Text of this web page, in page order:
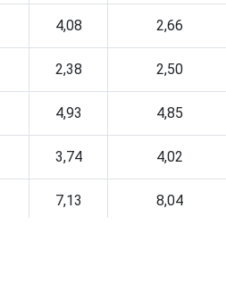
4,08 2,66
2,38 2,50
4,93 4,85
3,74 4,02
7,13 8,04